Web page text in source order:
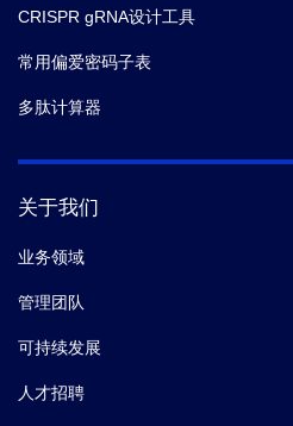
CRISPR gRNA设计工具
常用偏爱密码子表
多肽计算器
关于我们
业务领域
管理团队
可持续发展
人才招聘